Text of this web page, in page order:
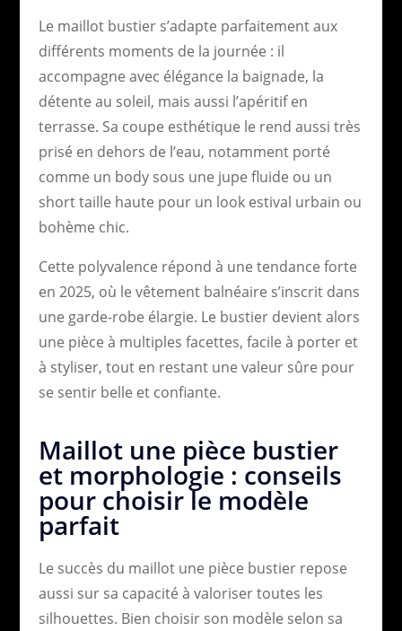
Le maillot bustier s’adapte parfaitement aux
différents moments de la journée : il
accompagne avec élégance la baignade, la
détente au soleil, mais aussi l’apéritif en
terrasse. Sa coupe esthétique le rend aussi très
prisé en dehors de l’eau, notamment porté
comme un body sous une jupe fluide ou un
short taille haute pour un look estival urbain ou
bohème chic.
Cette polyvalence répond à une tendance forte
en 2025, où le vêtement balnéaire s’inscrit dans
une garde-robe élargie. Le bustier devient alors
une pièce à multiples facettes, facile à porter et
à styliser, tout en restant une valeur sûre pour
se sentir belle et confiante.
Maillot une pièce bustier
et morphologie : conseils
pour choisir le modèle
parfait
Le succès du maillot une pièce bustier repose
aussi sur sa capacité à valoriser toutes les
silhouettes. Bien choisir son modèle selon sa